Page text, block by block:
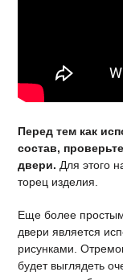
Перед тем как
состав,
двери. Для этого
торец изделия.
Еще более
двери является
рисунками.
будет выглядеть